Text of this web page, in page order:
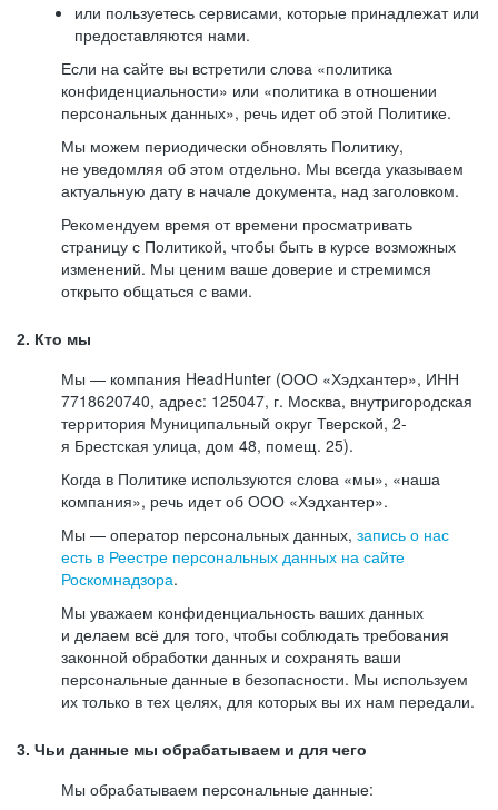
или пользуетесь сервисами, которые принадлежат или
предоставляются нами.
Если на сайте вы встретили слова «политика
конфиденциальности» или «политика в отношении
персональных данных», речь идет об этой Политике.
Мы можем периодически обновлять Политику,
не уведомляя об этом отдельно. Мы всегда указываем
актуальную дату в начале документа, над заголовком.
Рекомендуем время от времени просматривать
страницу с Политикой, чтобы быть в курсе возможных
изменений. Мы ценим ваше доверие и стремимся
открыто общаться с вами.
2. Кто мы
Мы — компания HeadHunter (ООО «Хэдхантер», ИНН
7718620740, адрес: 125047, г. Москва, внутригородская
территория Муниципальный округ Тверской, 2-
я Брестская улица, дом 48, помещ. 25).
Когда в Политике используются слова «мы», «наша
компания», речь идет об ООО «Хэдхантер».
Мы — оператор персональных данных, запись о нас
есть в Реестре персональных данных на сайте
Роскомнадзора.
Мы уважаем конфиденциальность ваших данных
и делаем всё для того, чтобы соблюдать требования
законной обработки данных и сохранять ваши
персональные данные в безопасности. Мы используем
их только в тех целях, для которых вы их нам передали.
3. Чьи данные мы обрабатываем и для чего
Мы обрабатываем персональные данные: